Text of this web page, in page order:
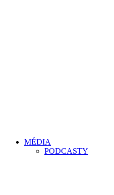
MÉDIA
PODCASTY